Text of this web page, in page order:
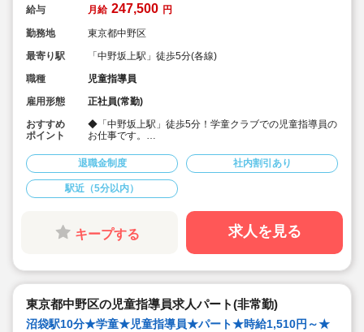
給与 月給 247,500 円
勤務地
東京都中野区
最寄り駅
「中野坂上駅」徒歩5分(各線)
職種
児童指導員
雇用形態
正社員(常勤)
おすすめ
ポイント
◆「中野坂上駅」徒歩5分！学童クラブでの児童指導員の
お仕事です。
持ちの方対象！
◆未経験で月給247,500円～！/賞与年2回、昇給も年1回
あり♪
◆シフト制で週休2日以上！しっかりお休みを取りながら
◆産前産後休暇、育児休業、慶弔休暇あり
◆介護休暇や看護休暇、育児期間中は短時間勤務もOK！
ライフステージの変化に合わせて働きやすい！
◆交通費支給あり(上限:3万円）
◆誕生日お祝い品（規程あり）/永年勤続表彰/マラソン・
テニス・バスケ等の部活動に参加することも出来ます。
退職金制度 社内割引あり
駅近（5分以内）
キープする 求人を見る
東京都中野区の児童指導員求人パート(非常勤)
沼袋駅10分★学童★児童指導員★パート★時給1,510円～★